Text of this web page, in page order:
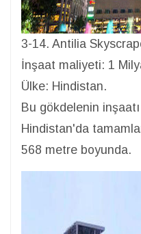
3-14. Antilia
İnşaat maliyeti: 1
Ülke: Hindistan.
Bu gökdelenin
Hindistan'da
568 metre boyunda.